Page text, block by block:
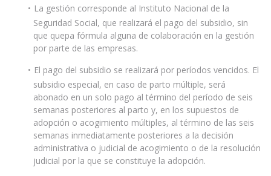
La gestión corresponde al Instituto Nacional de la
Seguridad Social, que realizará el pago del subsidio, sin
que quepa fórmula alguna de colaboración en la gestión
por parte de las empresas.
El pago del subsidio se realizará por períodos vencidos. El
subsidio especial, en caso de parto múltiple, será
abonado en un solo pago al término del período de seis
semanas posteriores al parto y, en los supuestos de
adopción o acogimiento múltiples, al término de las seis
semanas inmediatamente posteriores a la decisión
administrativa o judicial de acogimiento o de la resolución
judicial por la que se constituye la adopción.